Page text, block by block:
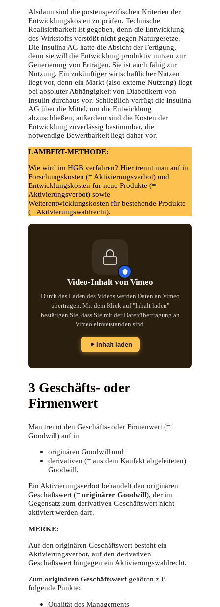
Alsdann sind die postenspezifischen Kriterien der
Entwicklungskosten zu prüfen. Technische
Realisierbarkeit ist gegeben, denn die Entwicklung
des Wirkstoffs verstößt nicht gegen Naturgesetze.
Die Insulina AG hatte die Absicht der Fertigung,
denn sie will die Entwicklung produktiv nutzen zur
Generierung von Erträgen. Sie ist auch fähig zur
Nutzung. Ein zukünftiger wirtschaftlicher Nutzen
liegt vor, denn ein Markt (also externe Nutzung) liegt
bei absoluter Abhängigkeit von Diabetikern von
Insulin durchaus vor. Schließlich verfügt die Insulina
AG über die Mittel, um die Entwicklung
abzuschließen, außerdem sind die Kosten der
Entwicklung zuverlässig bestimmbar, die
notwendige Bewertbarkeit liegt daher vor.
LAMBERT-METHODE:
Wie wird im HGB verfahren? Hier trennt man auf in
Forschungskosten (= Aktivierungsverbot) und
Entwicklungskosten für neue Produkte (=
Aktivierungsverbot) sowie
Weiterentwicklungskosten für bestehende Produkte
(= Aktivierungswahlrecht).
Video-Inhalt von Vimeo
Durch das Laden des Videos werden Daten an Vimeo
übertragen. Mit dem Klick auf "Inhalt laden"
bestätigen Sie, dass Sie mit der Datenübertragung an
Vimeo einverstanden sind.
Inhalt laden
3 Geschäfts- oder
Firmenwert
Man trennt den Geschäfts- oder Firmenwert (=
Goodwill) auf in
originären Goodwill und
derivativen (= aus dem Kaufakt abgeleiteten)
Goodwill.
Ein Aktivierungsverbot behandelt den originären
Geschäftswert (= originärer Goodwill), der im
Gegensatz zum derivativen Geschäftswert nicht
aktiviert werden darf.
MERKE:
Auf den originären Geschäftswert besteht ein
Aktivierungsverbot, auf den derivativen
Geschäftswert hingegen ein Aktivierungswahlrecht.
Zum originären Geschäftswert gehören z.B.
folgende Punkte:
Qualität des Managements